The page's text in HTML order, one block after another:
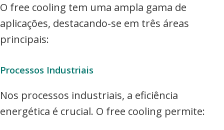
O free cooling tem uma ampla gama de
aplicações, destacando-se em três áreas
principais:
Processos Industriais
Nos processos industriais, a eficiência
energética é crucial. O free cooling permite: